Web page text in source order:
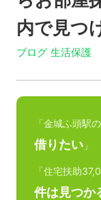
内で見つ
ブログ 生活保護
「金城ふ頭駅
借りたい 」
「住宅扶助
件は見つか